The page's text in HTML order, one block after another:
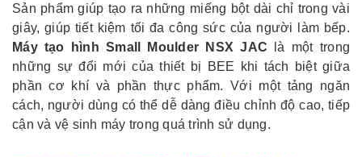
Sản phẩm giúp tạo ra những miếng bột dài chỉ trong vài
giây, giúp tiết kiệm tối đa công sức của người làm bếp.
Máy tạo hình Small Moulder NSX JAC là một trong
những sự đổi mới của thiết bị BEE khi tách biệt giữa
phần cơ khí và phần thực phẩm. Với một tảng ngăn
cách, người dùng có thể dễ dàng điều chỉnh độ cao, tiếp
cận và vệ sinh máy trong quá trình sử dụng.